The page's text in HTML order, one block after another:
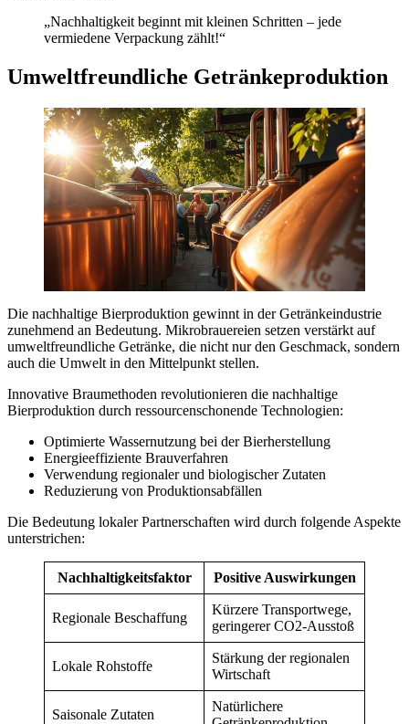
„Nachhaltigkeit beginnt mit kleinen Schritten – jede
vermiedene Verpackung zählt!“
Umweltfreundliche Getränkeproduktion
Die nachhaltige Bierproduktion gewinnt in der Getränkeindustrie
zunehmend an Bedeutung. Mikrobrauereien setzen verstärkt auf
umweltfreundliche Getränke, die nicht nur den Geschmack, sondern
auch die Umwelt in den Mittelpunkt stellen.
Innovative Braumethoden revolutionieren die nachhaltige
Bierproduktion durch ressourcenschonende Technologien:
Optimierte Wassernutzung bei der Bierherstellung
Energieeffiziente Brauverfahren
Verwendung regionaler und biologischer Zutaten
Reduzierung von Produktionsabfällen
Die Bedeutung lokaler Partnerschaften wird durch folgende Aspekte
unterstrichen:
Nachhaltigkeitsfaktor Positive Auswirkungen
Regionale Beschaffung
Kürzere Transportwege,
geringerer CO2-Ausstoß
Lokale Rohstoffe
Stärkung der regionalen
Wirtschaft
Saisonale Zutaten
Natürlichere